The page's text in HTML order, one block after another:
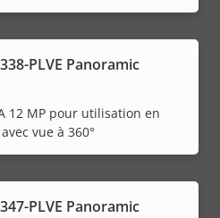
PLVE Panoramic
12 MP pour utilisation en
vue à 360°
PLVE Panoramic